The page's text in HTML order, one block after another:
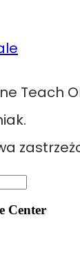
Teach
Center